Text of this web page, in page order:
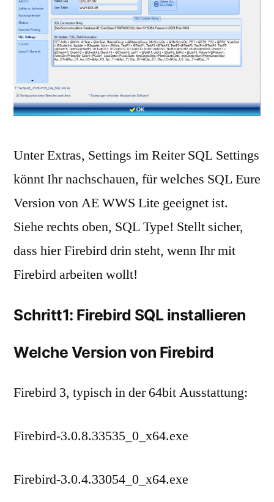
Unter Extras, Settings im Reiter SQL Settings
könnt Ihr nachschauen, für welches SQL Eure
Version von AE WWS Lite geeignet ist.
Siehe rechts oben, SQL Type! Stellt sicher,
dass hier Firebird drin steht, wenn Ihr mit
Firebird arbeiten wollt!
Schritt1: Firebird SQL installieren
Welche Version von Firebird
Firebird 3, typisch in der 64bit Ausstattung:
Firebird-3.0.8.33535_0_x64.exe
Firebird-3.0.4.33054_0_x64.exe